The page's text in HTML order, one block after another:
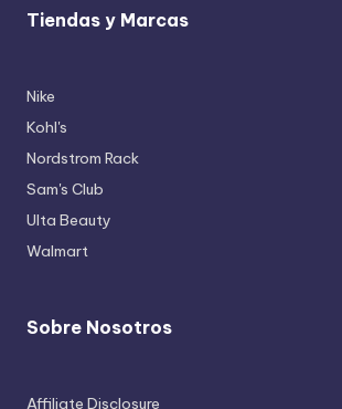
Tiendas y Marcas
Nike
Kohl's
Nordstrom Rack
Sam's Club
Ulta Beauty
Walmart
Sobre Nosotros
Affiliate Disclosure